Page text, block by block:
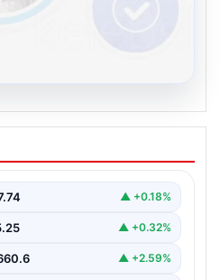
İletişimin Güvenli
Güncel olarak…
▲ +0.18%
▲ +0.32%
▲ +2.59%